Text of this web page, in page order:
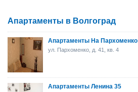
Апартаменты в Волгоград
Апартаменты На Пархоменко
ул. Пархоменко, д. 41, кв. 4
Апартаменты Ленина 35